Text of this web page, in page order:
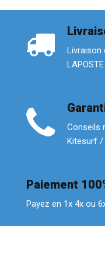
Livraison
Conseils
Kitesurf /
Paiement
Payez en 1x 4x ou